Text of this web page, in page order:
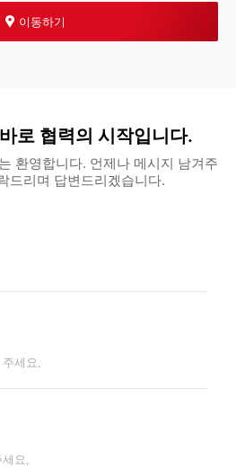
이동하기
로 협력의 시작입니다.
환영합니다. 언제나 메시지 남겨주
드리며 답변드리겠습니다.